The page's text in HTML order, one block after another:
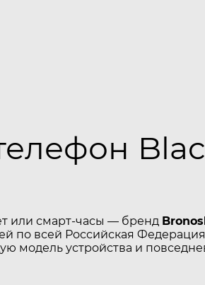
или смарт-часы — бренд
по всей Российская
модель устройства и